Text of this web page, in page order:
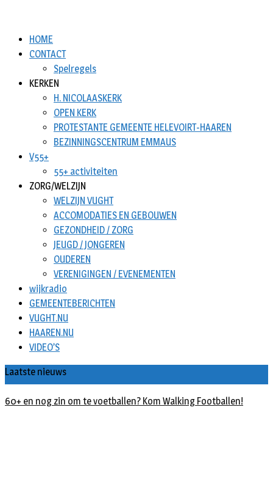
HOME
CONTACT
Spelregels
KERKEN
H. NICOLAASKERK
OPEN KERK
PROTESTANTE GEMEENTE HELEVOIRT-HAAREN
BEZINNINGSCENTRUM EMMAUS
V55+
55+ activiteiten
ZORG/WELZIJN
WELZIJN VUGHT
ACCOMODATIES EN GEBOUWEN
GEZONDHEID / ZORG
JEUGD / JONGEREN
OUDEREN
VERENIGINGEN / EVENEMENTEN
wijkradio
GEMEENTEBERICHTEN
VUGHT.NU
HAAREN.NU
VIDEO’S
Laatste nieuws
60+ en nog zin om te voetballen? Kom Walking Footballen!